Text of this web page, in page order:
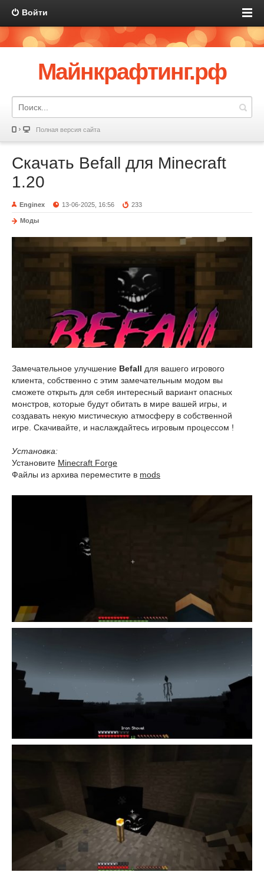
Войти
Майнкрафтинг.рф
Полная версия сайта
Скачать Befall для Minecraft
1.20
Enginex 13-06-2025, 16:56 233
Моды
Замечательное улучшение Befall для вашего игрового
клиента, собственно с этим замечательным модом вы
сможете открыть для себя интересный вариант опасных
монстров, которые будут обитать в мире вашей игры, и
создавать некую мистическую атмосферу в собственной
игре. Скачивайте, и наслаждайтесь игровым процессом !
Установка:
Установите Minecraft Forge
Файлы из архива переместите в mods